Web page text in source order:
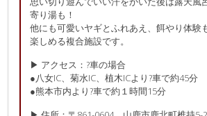
寄り湯も！
他にも可愛いヤギとふれあえ、餌やり体験
楽しめる複合施設です。
▶ アクセス：?車の場合
●八女IC、菊水IC、植木ICより?車で約45分
●熊本市内より?車で約１時間15分